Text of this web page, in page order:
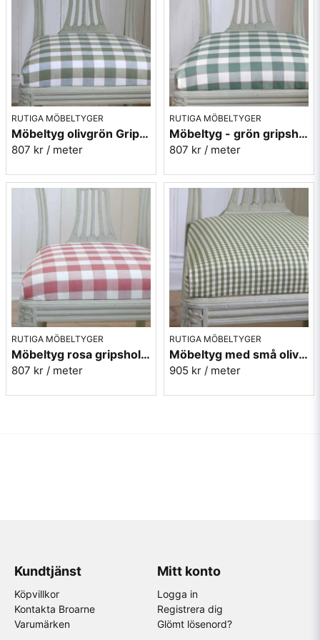
RUTIGA MÖBELTYGER
Möbeltyg olivgrön Gripsholmsruta - Ekeby nr.72
807 kr / meter
RUTIGA MÖBELTYGER
Möbeltyg - grön gripsholmsruta - Ekeby nr. 71
807 kr / meter
RUTIGA MÖBELTYGER
Möbeltyg rosa gripsholmsruta - Ekeby nr.31
807 kr / meter
RUTIGA MÖBELTYGER
Möbeltyg med små olivgröna rutor - Lill Ruta 278
905 kr / meter
Mera rutiga tyger
Kundtjänst
Köpvillkor
Kontakta Broarne
Varumärken
Mitt konto
Logga in
Registrera dig
Glömt lösenord?